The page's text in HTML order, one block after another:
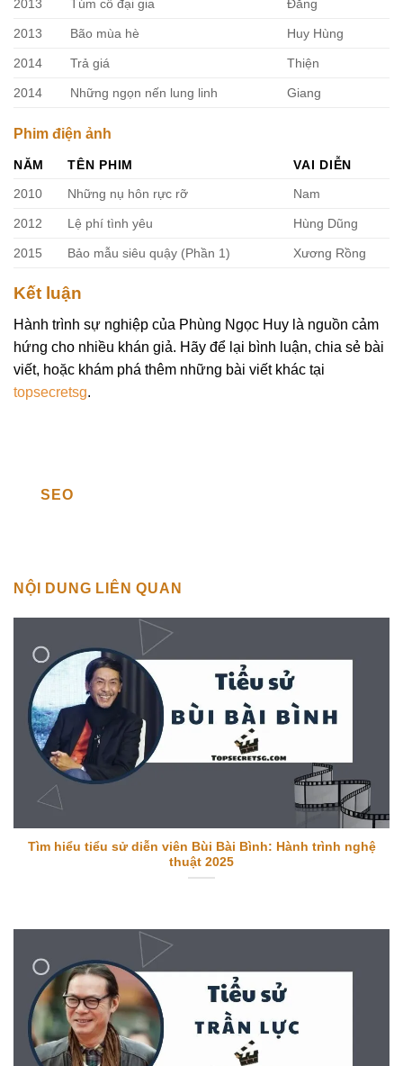
2013 Túm cổ đại gia Đăng
2013 Bão mùa hè Huy Hùng
2014 Trả giá Thiện
2014 Những ngọn nến lung linh Giang
Phim điện ảnh
NĂM TÊN PHIM
VAI DIỄN
2010
Những nụ hôn rực rỡ Nam
2012 Lệ phí tình yêu Hùng Dũng
2015 Bảo mẫu siêu quậy (Phần 1) Xương Rồng
Kết luận
Hành trình sự nghiệp của Phùng Ngọc Huy là nguồn cảm
hứng cho nhiều khán giả. Hãy để lại bình luận, chia sẻ bài
viết, hoặc khám phá thêm những bài viết khác tại
topsecretsg.
SEO
NỘI DUNG LIÊN QUAN
Tìm hiểu tiểu sử diễn viên Bùi Bài Bình: Hành trình nghệ
thuật 2025